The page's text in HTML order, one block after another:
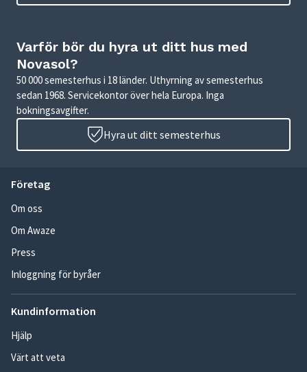
Varför bör du hyra ut ditt hus med
Novasol?
50 000 semesterhus i 18 länder. Uthyrning av semesterhus
sedan 1968. Servicekontor över hela Europa. Inga
bokningsavgifter.
Hyra ut ditt semesterhus
Företag
Om oss
Om Awaze
Press
Inloggning för byråer
Kundinformation
Hjälp
Värt att veta